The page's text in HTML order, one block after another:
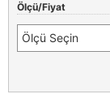
Ölçü/Fiyat
Ölçü Seçin